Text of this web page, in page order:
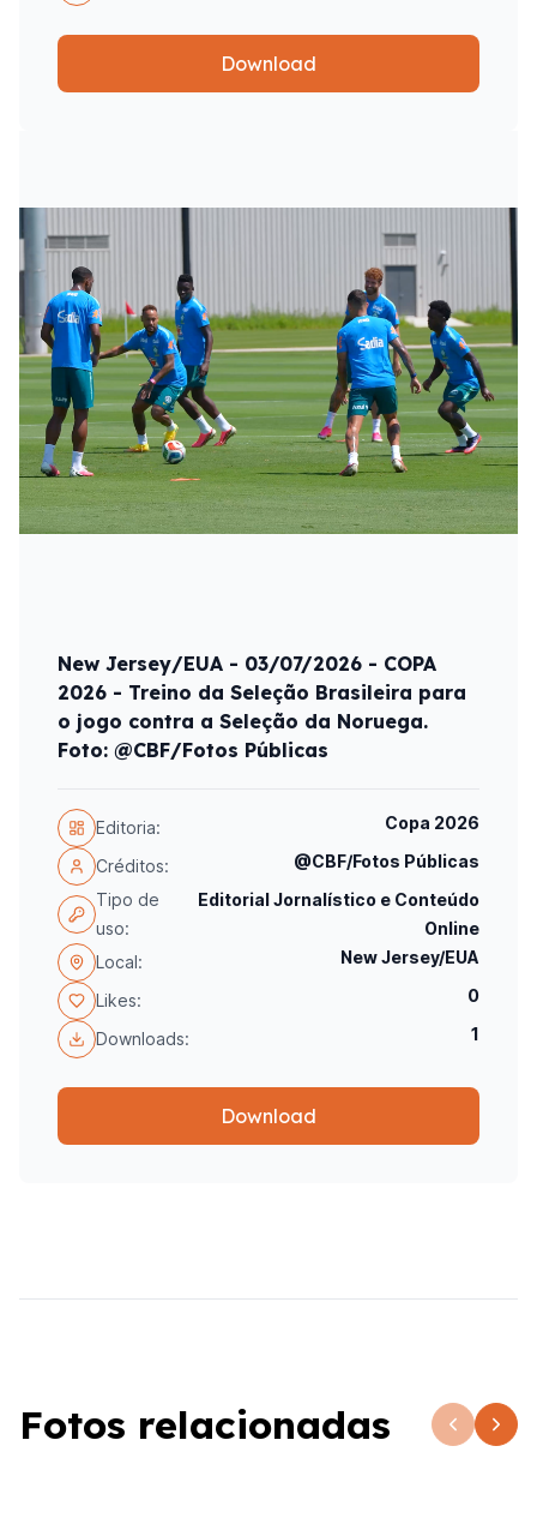
Download
New Jersey/EUA - 03/07/2026 - COPA
2026 - Treino da Seleção Brasileira para
o jogo contra a Seleção da Noruega.
Foto: @CBF/Fotos Públicas
Editoria: Copa 2026
Créditos:
@CBF/Fotos Públicas
Tipo de
uso:
Editorial Jornalístico e Conteúdo
Online
Local:
New Jersey/EUA
Likes: 0
Downloads: 1
Download
Fotos relacionadas